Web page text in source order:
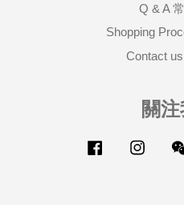
Q & A
Shopping
Contact
關
Facebook